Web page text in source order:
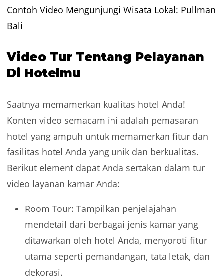
Contoh Video Mengunjungi Wisata Lokal: Pullman
Bali
Video Tur Tentang Pelayanan
Di Hotelmu
Saatnya memamerkan kualitas hotel Anda!
Konten video semacam ini adalah pemasaran
hotel yang ampuh untuk memamerkan fitur dan
fasilitas hotel Anda yang unik dan berkualitas.
Berikut element dapat Anda sertakan dalam tur
video layanan kamar Anda:
Room Tour: Tampilkan penjelajahan
mendetail dari berbagai jenis kamar yang
ditawarkan oleh hotel Anda, menyoroti fitur
utama seperti pemandangan, tata letak, dan
dekorasi.